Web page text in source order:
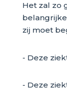
Het zal zo
zij moet
- Deze
- Deze